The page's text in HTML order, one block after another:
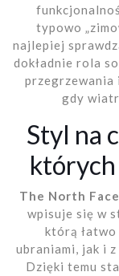
typowo
najlepiej
dokładnie rola
przegrzewania
gdy wiatr
Styl na
The North
wpisuje się w
którą łatwo
ubraniami, jak i
Dzięki temu